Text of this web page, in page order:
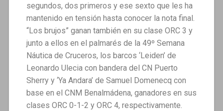
segundos, dos primeros y ese sexto que les ha
mantenido en tensión hasta conocer la nota final.
“Los brujos” ganan también en su clase ORC 3 y
junto a ellos en el palmarés de la 49º Semana
Náutica de Cruceros, los barcos ‘Leiden’ de
Leonardo Ulecia con bandera del CN Puerto
Sherry y ‘Ya Andara’ de Samuel Domenecq con
base en el CNM Benalmádena, ganadores en sus
clases ORC 0-1-2 y ORC 4, respectivamente.